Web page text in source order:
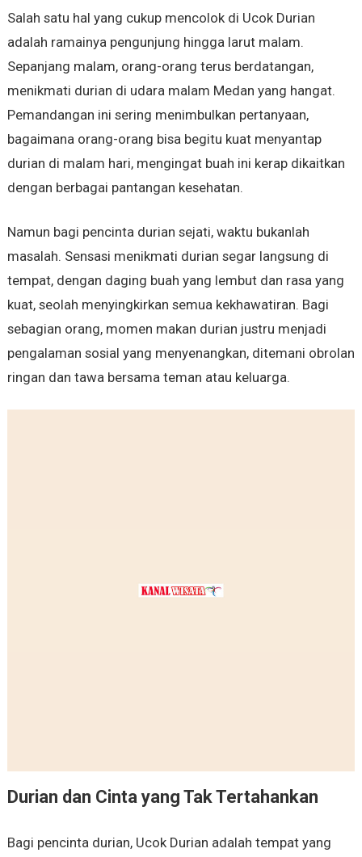
Salah satu hal yang cukup mencolok di Ucok Durian
adalah ramainya pengunjung hingga larut malam.
Sepanjang malam, orang-orang terus berdatangan,
menikmati durian di udara malam Medan yang hangat.
Pemandangan ini sering menimbulkan pertanyaan,
bagaimana orang-orang bisa begitu kuat menyantap
durian di malam hari, mengingat buah ini kerap dikaitkan
dengan berbagai pantangan kesehatan.
Namun bagi pencinta durian sejati, waktu bukanlah
masalah. Sensasi menikmati durian segar langsung di
tempat, dengan daging buah yang lembut dan rasa yang
kuat, seolah menyingkirkan semua kekhawatiran. Bagi
sebagian orang, momen makan durian justru menjadi
pengalaman sosial yang menyenangkan, ditemani obrolan
ringan dan tawa bersama teman atau keluarga.
Durian dan Cinta yang Tak Tertahankan
Bagi pencinta durian, Ucok Durian adalah tempat yang